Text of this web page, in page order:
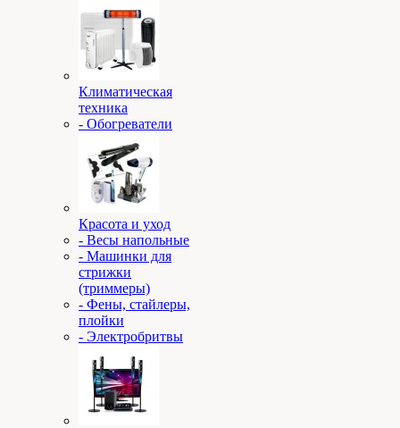
Климатическая
техника
- Обогреватели
Красота и уход
- Весы напольные
- Машинки для
стрижки
(триммеры)
- Фены, стайлеры,
плойки
- Электробритвы